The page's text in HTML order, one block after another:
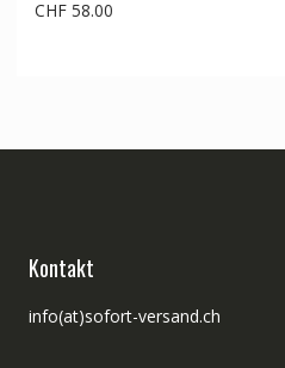
CHF58.00
Kontakt
info(at)sofort-versand.ch